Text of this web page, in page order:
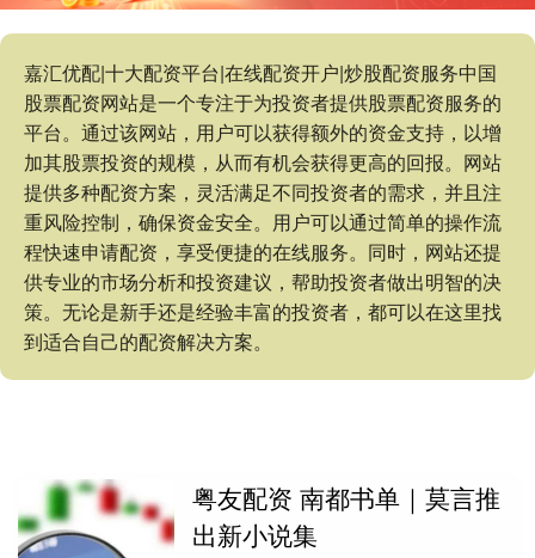
嘉汇优配|十大配资平台|在线配资开户|炒股配资服务中国
股票配资网站是一个专注于为投资者提供股票配资服务的
平台。通过该网站，用户可以获得额外的资金支持，以增
加其股票投资的规模，从而有机会获得更高的回报。网站
提供多种配资方案，灵活满足不同投资者的需求，并且注
重风险控制，确保资金安全。用户可以通过简单的操作流
程快速申请配资，享受便捷的在线服务。同时，网站还提
供专业的市场分析和投资建议，帮助投资者做出明智的决
策。无论是新手还是经验丰富的投资者，都可以在这里找
到适合自己的配资解决方案。
粤友配资 南都书单｜莫言推
出新小说集